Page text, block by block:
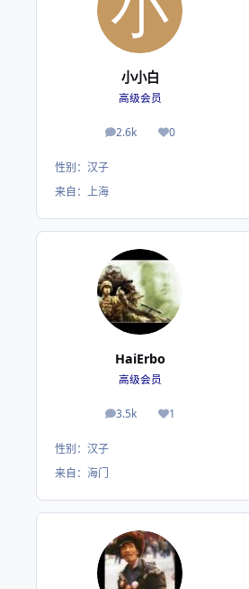
小小白
高级会员
2.6k
帖子 0
荣誉积分
性别： 汉子
来自： 上海
HaiErbo
高级会员
3.5k
帖子 1
荣誉积分
性别： 汉子
来自： 海门